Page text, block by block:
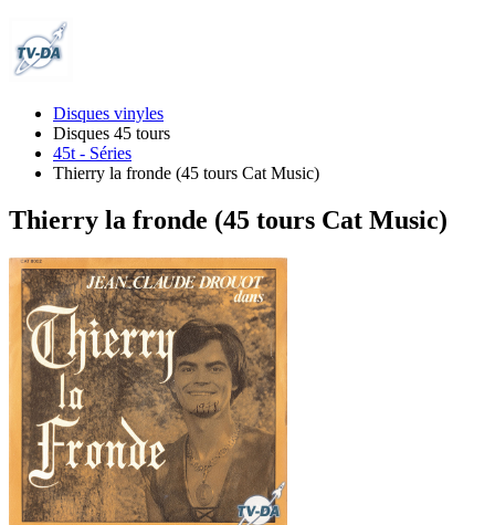
Disques vinyles
Disques 45 tours
45t - Séries
Thierry la fronde (45 tours Cat Music)
Thierry la fronde (45 tours Cat Music)